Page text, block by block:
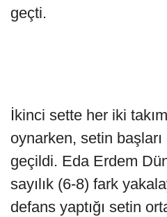
geçti.
İkinci sette her iki
oynarken, setin başları
geçildi. Eda Erdem
sayılık (6-8) fark
defans yaptığı setin